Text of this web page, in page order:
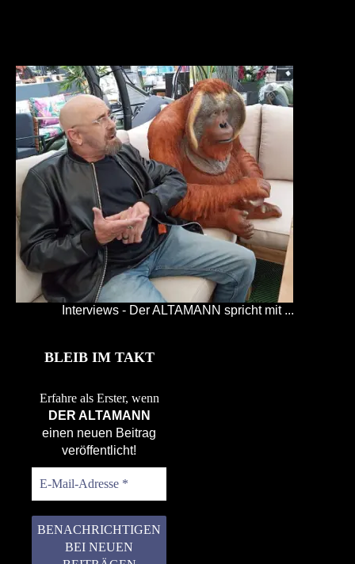
Interviews - Der ALTAMANN spricht mit ...
BLEIB IM TAKT
Erfahre als Erster, wenn
DER ALTAMANN
einen neuen Beitrag
veröffentlicht!